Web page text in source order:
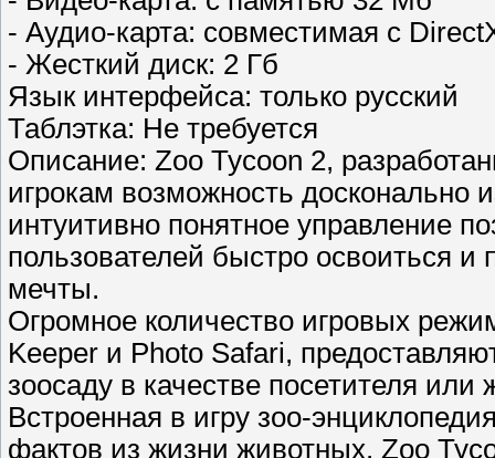
- Аудио-карта: совместимая с
- Жесткий диск: 2 Гб
Язык интерфейса: только русский
Таблэтка: Не требуется
Описание: Zoo Tycoon 2,
игрокам возможность досконально
интуитивно понятное управление
пользователей быстро освоиться и
мечты.
Огромное количество игровых
Keeper и Photo Safari,
зоосаду в качестве посетителя
Встроенная в игру зоо-
фактов из жизни животных. Zoo